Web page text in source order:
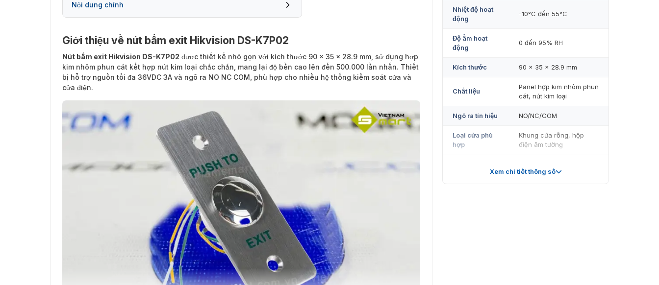
Nội dung chính
Giới thiệu về nút bấm exit Hikvision DS-K7P02
Nút bấm exit Hikvision DS-K7P02 được thiết kế nhỏ gọn với kích thước 90 × 35 × 28.9 mm, sử dụng hợp
kim nhôm phun cát kết hợp nút kim loại chắc chắn, mang lại độ bền cao lên đến 500.000 lần nhấn. Thiết
bị hỗ trợ nguồn tối đa 36VDC 3A và ngõ ra NO NC COM, phù hợp cho nhiều hệ thống kiểm soát cửa và
cửa điện.
Nhiệt độ hoạt
động
-10°C đến 55°C
Độ ẩm hoạt
động
0 đến 95% RH
Kích thước 90 × 35 × 28.9 mm
Chất liệu
Panel hợp kim nhôm phun
cát, nút kim loại
Ngõ ra tín hiệu NO/NC/COM
Loại cửa phù
hợp
Khung cửa rỗng, hộp
điện âm tường
kiểm tra độ bền
Xem chi tiết thông số